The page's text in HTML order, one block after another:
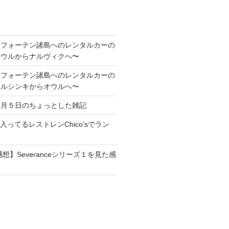
ォーテン諸島へのレンタルカーの
ルからナルヴィクへ〜
ォーテン諸島へのレンタルカーの
シンキからオウルへ〜
５日のちょっとした雑記
ってるレストレンChico’sでラン
想】Severanceシリーズ１を見た感